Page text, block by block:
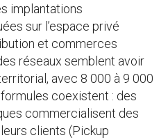
implantations
sur l’espace privé
et commerces
réseaux semblent avoir
avec 8 000 à 9 000
coexistent : des
commercialisent des
clients (Pickup